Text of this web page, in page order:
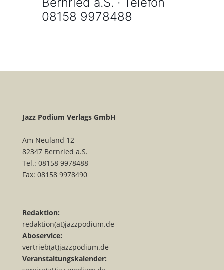
08158 9978488
Jazz Podium Verlags GmbH
Am Neuland 12
82347 Bernried a.S.
Tel.: 08158 9978488
Fax: 08158 9978490
Redaktion:
redaktion(at)jazzpodium.de
Aboservice:
vertrieb(at)jazzpodium.de
Veranstaltungskalender: